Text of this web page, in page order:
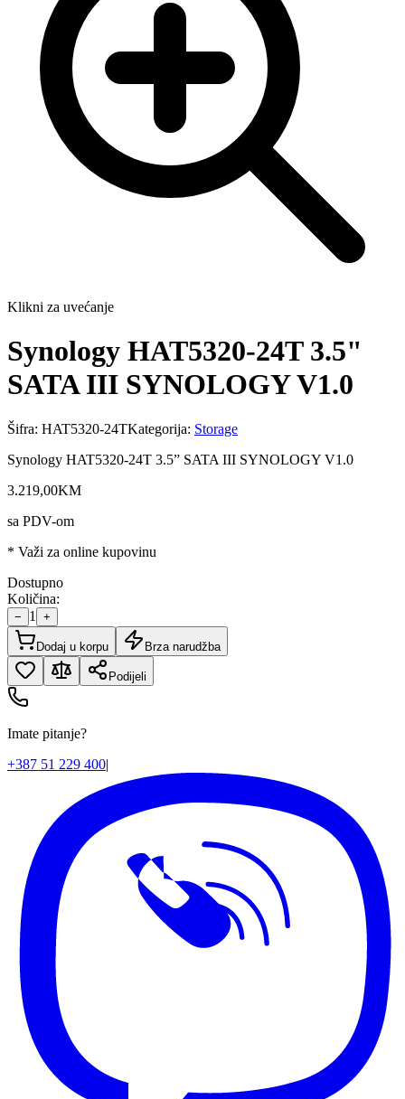
Klikni za uvećanje
Synology HAT5320-24T 3.5"
SATA III SYNOLOGY V1.0
Šifra: HAT5320-24TKategorija: Storage
Synology HAT5320-24T 3.5” SATA III SYNOLOGY V1.0
3.219,00KM
sa PDV-om
* Važi za online kupovinu
Dostupno
Količina:
− 1 +
Dodaj u korpu Brza narudžba
Podijeli
Imate pitanje?
+387 51 229 400|